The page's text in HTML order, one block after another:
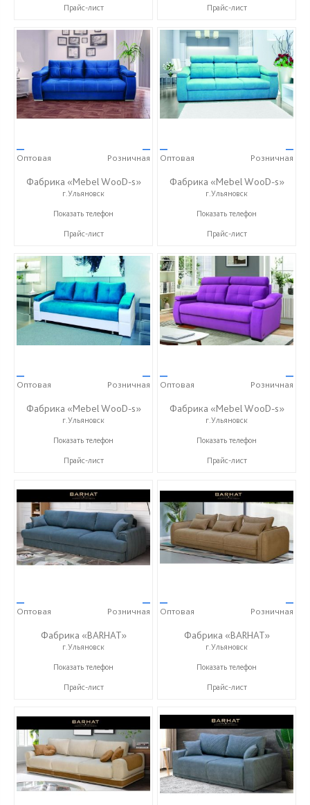
Прайс-лист Прайс-лист
—
Оптовая
—
Розничная
Фабрика «Mebel WooD-s»
г.Ульяновск
+7 (906) 140-08-08
Показать телефон
Прайс-лист
—
Оптовая
—
Розничная
Фабрика «Mebel WooD-s»
г.Ульяновск
+7 (906) 140-08-08
Показать телефон
Прайс-лист
—
Оптовая
—
Розничная
Фабрика «Mebel WooD-s»
г.Ульяновск
+7 (906) 140-08-08
Показать телефон
Прайс-лист
—
Оптовая
—
Розничная
Фабрика «Mebel WooD-s»
г.Ульяновск
+7 (906) 140-08-08
Показать телефон
Прайс-лист
—
Оптовая
—
Розничная
Фабрика «BARHAT»
г.Ульяновск
+7 (996) 219-29-77
Показать телефон
Прайс-лист
—
Оптовая
—
Розничная
Фабрика «BARHAT»
г.Ульяновск
+7 (996) 219-29-77
Показать телефон
Прайс-лист